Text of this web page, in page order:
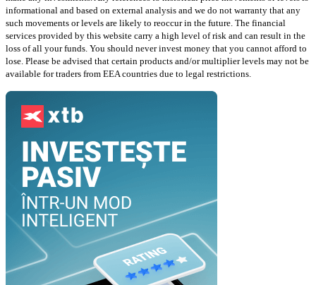
informational and based on external analysis and we do not warranty that any
such movements or levels are likely to reoccur in the future. The financial
services provided by this website carry a high level of risk and can result in the
loss of all your funds. You should never invest money that you cannot afford to
lose. Please be advised that certain products and/or multiplier levels may not be
available for traders from EEA countries due to legal restrictions.